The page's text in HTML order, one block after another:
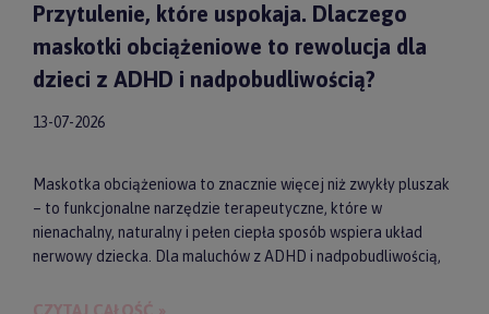
Przytulenie, które uspokaja. Dlaczego
maskotki obciążeniowe to rewolucja dla
dzieci z ADHD i nadpobudliwością?
13-07-2026
Maskotka obciążeniowa to znacznie więcej niż zwykły pluszak
– to funkcjonalne narzędzie terapeutyczne, które w
nienachalny, naturalny i pełen ciepła sposób wspiera układ
nerwowy dziecka. Dla maluchów z ADHD i nadpobudliwością,
dociążony przyjaciel może stać się kluczem do upragnionego